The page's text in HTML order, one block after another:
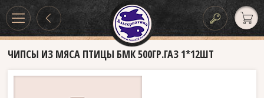
ЧИПСЫ ИЗ МЯСА ПТИЦЫ БМК 500ГР.ГАЗ 1*12ШТ